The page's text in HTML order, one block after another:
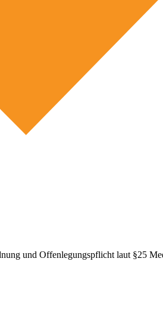
und Offenlegungspflicht laut §25